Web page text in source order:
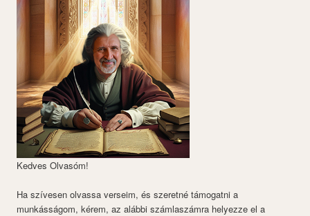
Kedves Olvasóm!
Ha szívesen olvassa verseim, és szeretné támogatni a
munkásságom, kérem, az alábbi számlaszámra helyezze el a